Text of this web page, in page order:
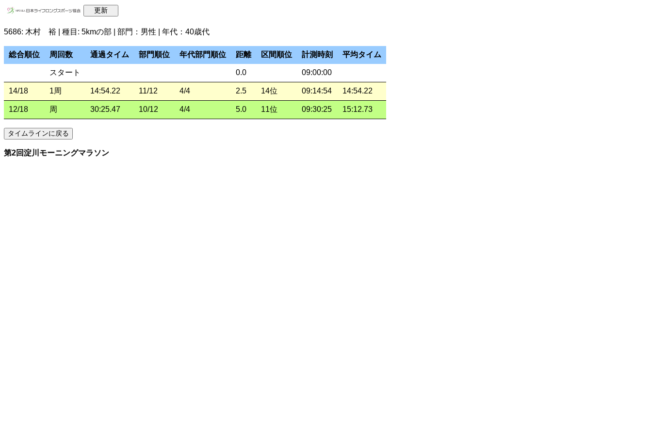
5686: 木村 裕 | 種目: 5kmの部 | 部門：男性 | 年代：40歳代
総合順位 周回数 通過タイム 部門順位 年代部門順位 距離 区間順位 計測時刻 平均タイム
スタート 0.0 09:00:00
14/18 1周 14:54.22 11/12 4/4 2.5 14位 09:14:54 14:54.22
12/18 周 30:25.47 10/12 4/4 5.0 11位 09:30:25 15:12.73
第2回淀川モーニングマラソン